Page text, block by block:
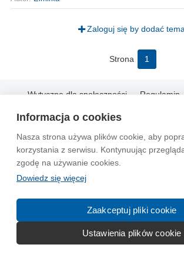
Informacja o cookies
Nasza strona używa plików cookie, aby
korzystania z serwisu. Kontynuując
zgodę na używanie cookies.
Dowiedz się więcej
Zaakceptuj pliki cookie
Ustawienia plików cookie
Zaloguj się by dodać
Strona 1
Wytyczne dla społeczności Regulamin
Reklama Kontakt
© 2004-2026 Emito.net